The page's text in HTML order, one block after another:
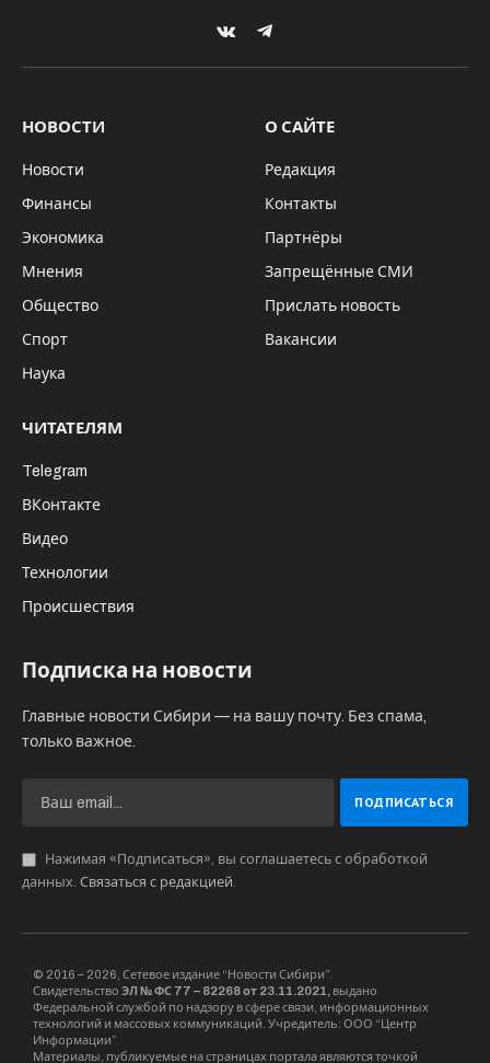
VKontakteTelegram
НОВОСТИ
Новости
Финансы
Экономика
Мнения
Общество
Спорт
Наука
О САЙТЕ
Редакция
Контакты
Партнёры
Запрещённые СМИ
Прислать новость
Вакансии
ЧИТАТЕЛЯМ
Telegram
ВКонтакте
Видео
Технологии
Происшествия
Подписка на новости
Главные новости Сибири — на вашу почту. Без спама,
только важное.
Нажимая «Подписаться», вы соглашаетесь с обработкой
данных. Связаться с редакцией.
© 2016 – 2026, Сетевое издание “Новости Сибири”.
Свидетельство ЭЛ № ФС 77 – 82268 от 23.11.2021, выдано
Федеральной службой по надзору в сфере связи, информационных
технологий и массовых коммуникаций. Учредитель: ООО “Центр
Информации”
Материалы, публикуемые на страницах портала являются точкой